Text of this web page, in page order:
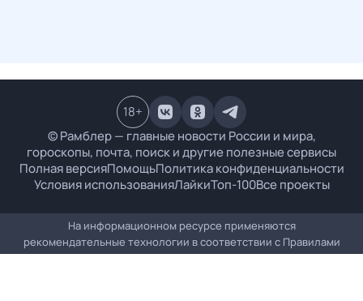
© Рамблер — главные новости России и мира,
гороскопы, почта, поиск и другие полезные сервисы
Полная версияПомощьПолитика конфиденциальности
Условия использованияЛайкиТоп-100Все проекты
18+
На информационном ресурсе применяются
рекомендательные технологии в соответствии с Правилами